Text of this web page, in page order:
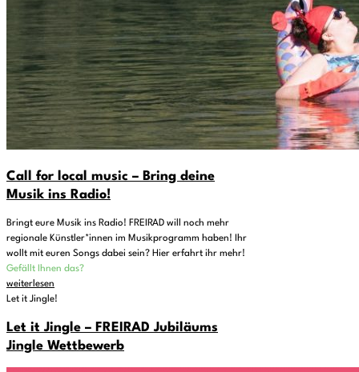
Call for local music – Bring deine
Musik ins Radio!
Bringt eure Musik ins Radio! FREIRAD will noch mehr
regionale Künstler*innen im Musikprogramm haben! Ihr
wollt mit euren Songs dabei sein? Hier erfahrt ihr mehr!
Gefällt Ihnen das?
weiterlesen
Let it Jingle!
Let it Jingle – FREIRAD Jubiläums
Jingle Wettbewerb